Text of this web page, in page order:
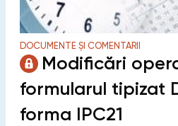
DOCUMENTE ȘI COMENTARII
Modificări
formularul tipizat
forma IPC21